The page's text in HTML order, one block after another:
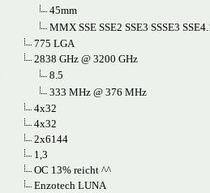
45mm
MMX SSE SSE2 SSE3 SSSE3
775 LGA
2838 GHz @ 3200 GHz
8.5
333 MHz @ 376 MHz
4x32
4x32
2x6144
1,3
OC 13% reicht ^^
Enzotech LUNA